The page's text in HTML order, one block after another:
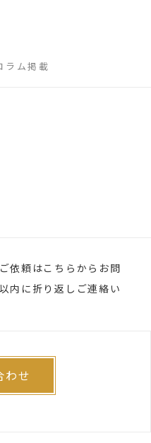
ム掲載
依頼はこちらからお問
内に折り返しご連絡い
わせ